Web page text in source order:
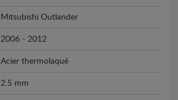
Mitsubishi Outlander
2006 - 2012
Acier thermolaqué
2.5 mm